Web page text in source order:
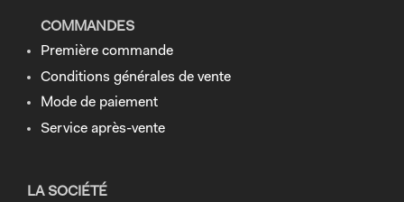
COMMANDES
Première commande
Conditions générales de vente
Mode de paiement
Service après-vente
LA SOCIÉTÉ